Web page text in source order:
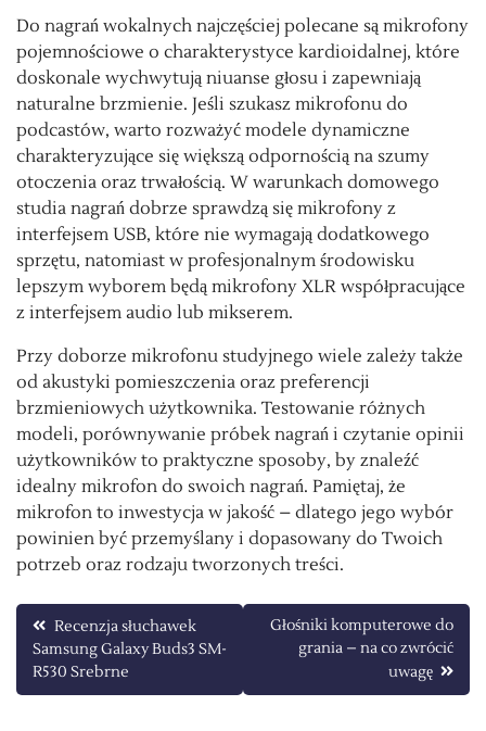
Do nagrań wokalnych najczęściej polecane są mikrofony
pojemnościowe o charakterystyce kardioidalnej, które
doskonale wychwytują niuanse głosu i zapewniają
naturalne brzmienie. Jeśli szukasz mikrofonu do
podcastów, warto rozważyć modele dynamiczne
charakteryzujące się większą odpornością na szumy
otoczenia oraz trwałością. W warunkach domowego
studia nagrań dobrze sprawdzą się mikrofony z
interfejsem USB, które nie wymagają dodatkowego
sprzętu, natomiast w profesjonalnym środowisku
lepszym wyborem będą mikrofony XLR współpracujące
z interfejsem audio lub mikserem.
Przy doborze mikrofonu studyjnego wiele zależy także
od akustyki pomieszczenia oraz preferencji
brzmieniowych użytkownika. Testowanie różnych
modeli, porównywanie próbek nagrań i czytanie opinii
użytkowników to praktyczne sposoby, by znaleźć
idealny mikrofon do swoich nagrań. Pamiętaj, że
mikrofon to inwestycja w jakość – dlatego jego wybór
powinien być przemyślany i dopasowany do Twoich
potrzeb oraz rodzaju tworzonych treści.
Nawigacja
wpisu
Recenzja słuchawek
Samsung Galaxy Buds3 SM-
R530 Srebrne
Głośniki komputerowe do
grania – na co zwrócić
uwagę